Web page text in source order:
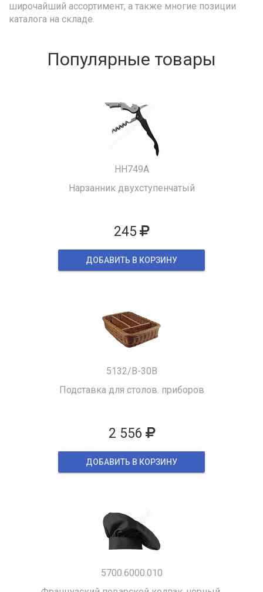
широчайший ассортимент, а также многие позиции
каталога на складе.
Популярные товары
HH749A
Нарзанник двухступенчатый
245
ДОБАВИТЬ В КОРЗИНУ
5132/B-30B
Подставка для столов. приборов
2 556
ДОБАВИТЬ В КОРЗИНУ
5700.6000.010